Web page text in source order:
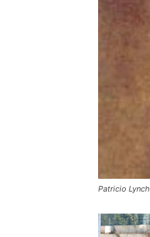
Patricio Lynch